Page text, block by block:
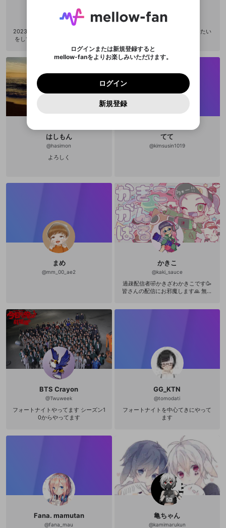
ACトマト
01Tomato25
2023年は視聴者、主共に楽しく配信
をしていく事を考えながら頑張って
いきたいし、2月の目標2800を目指
して頑張ります。 荒らしは雰囲気が
悪くなると思うのですみませんがブ
ロック対象になります！！ 「毎月プ
ロフ変更いたします
ちゃんぱぱ
@ichihinapapa
妻と息子と娘で楽しくゲームしたい
はしもん
@hasimon
よろしく
てて
@kimsusin1019
まめ
@mm_00_ae2
かきこ
@kaki_sauce
過疎配信者🤣かきざわかきこです🥳
皆さんの配信にお邪魔します🙏 無言
下手の横好き色々ゲームします かき
この沼プレイが観れるのはここだ
け！ コメントいただけると泣きます
漏らしますじょばー！ 挨拶アドバイ
宜しくお願いします 参加希望はこち
ら↓ switchﾌﾚｺ0278-6191-2234 AP
BTS Crayon
@Twuweek
フォートナイトやってます シーズン1
0からやってます
GG_KTN
@tomodati
フォートナイトを中心てきにやって
ます
Fana. mamutan
@fana_mau
亀ちゃん
@kamimarukun
ブロックリストに追加しますか？
キャンセル OK
この動画の公開は終了しました
OK
※ファンレター機能は有料サービスです。
動画プレイリストを選択
動画のプレイリストを一つ選択すると、そのプレイ
ることができます。
動画プレイリストがありません
ポイントが不足しています
した。 サービスを利用するには変更後の内容を
を確認しました。
確認しました
または
Google
Yahoo! JAPAN
Appleでサインアップ
mellow-fanの プライバシーポリシー・外部
サービスとのID連携に関する同意事項
に同意頂いた上
で、次にお進みください
次にお進みください。
mellow-fanからのお得な情報をメールで受
または
Google
Yahoo! JAPAN
Appleでサインイン
mellow-fanの プライバシーポリシー・外部
サービスとのID連携に関する同意事項
に同意頂いた上
で、次にお進みください
ログイン
パスワードを忘れた方はこちら
アカウントをお持ちですか？アカウントを作成する
ログインまたは新規登録すると
mellow-fanをよりお楽しみいただけます。
ログイン
新規登録
登録したメールアドレスを入力し、送信してくださ
再設定する
入力していただいたメールアドレ
スに、パスワード再設定用URLを
のでご確認ください
OK
お住まいの地域
ご登録いただいた情報はサービスの向上を目的
として使用いたします。
一部サービスをご利用いただくには、生年月の
登録が必要です。
メイン及びcs.openrec.co.jpドメイン）が受信拒否設
定に含まれていないかご確認ください。
入力
セッションの有効期限が切れたた
わいせつな表現
著作権の侵害
なりすまし行為
出会いを誘導する行為
ねずみ講やマルチ商法
ゲームの録画禁止区域の配信
改造版・海賊版ソフトの配信
政治的・宗教的・人種的な内容
その他の問題
0
報告された問題については、利用規約に違反しているか
どうかをスタッフが確認します。
用することは、利用規約違反になります。
詳しくはこちら
閉じる
Discordアカウントをお持ちでない方
Discordアカウントを作成
Discordは第三者が提供するコミュニティーサービスで、
mellow-fanとは関わりがありません。Discordに関してのお
問い合わせにはお答えすることができません。Discordの仕
様変更により、限定コミュニティ特典の提供が終了する可能
します。
外部サービスとのID連携に関する同意事項